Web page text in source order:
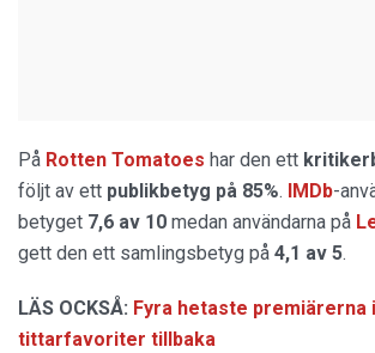
På Rotten Tomatoes har den ett
följt av ett publikbetyg på 85%. IMDb-
betyget 7,6 av 10 medan användarna på
gett den ett samlingsbetyg på 4,1 av 5.
LÄS OCKSÅ: Fyra hetaste premiärerna
tittarfavoriter tillbaka